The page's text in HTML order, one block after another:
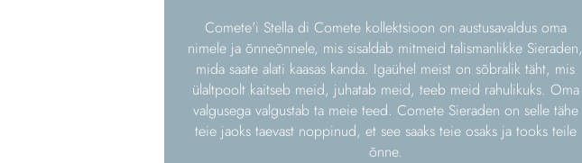
Comete'i Stella di Comete kollektsioon on austusavaldus oma
nimele ja õnneõnnele, mis sisaldab mitmeid talismanlikke Sieraden,
mida saate alati kaasas kanda. Igaühel meist on sõbralik täht, mis
ülaltpoolt kaitseb meid, juhatab meid, teeb meid rahulikuks. Oma
valgusega valgustab ta meie teed. Comete Sieraden on selle tähe
teie jaoks taevast noppinud, et see saaks teie osaks ja tooks teile
õnne.